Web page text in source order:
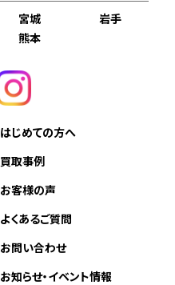
宮城
岩手
熊本
はじめての方へ
買取事例
お客様の声
よくあるご質問
お問い合わせ
お知らせ・イベント情報